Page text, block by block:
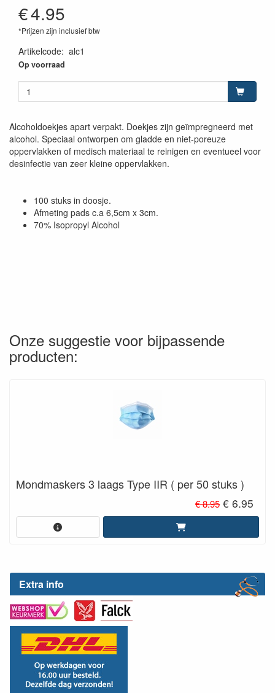
Extra info
€4.95
*Prijzen zijn inclusief btw
Artikelcode: alc1
Op voorraad
Alcoholdoekjes apart verpakt. Doekjes zijn geïmpregneerd met
alcohol. Speciaal ontworpen om gladde en niet-poreuze
oppervlakken of medisch materiaal te reinigen en eventueel voor
desinfectie van zeer kleine oppervlakken.
100 stuks in doosje.
Afmeting pads c.a 6,5cm x 3cm.
70% Isopropyl Alcohol
Onze suggestie voor bijpassende
producten:
Mondmaskers 3 laags Type IIR ( per 50 stuks )
€ 8.95€ 6.95